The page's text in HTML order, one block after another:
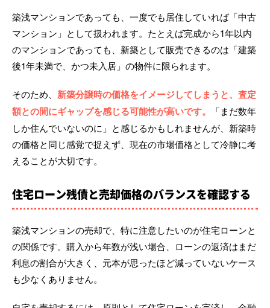
築浅マンションであっても、一度でも居住していれば「中古
マンション」として扱われます。たとえば完成から1年以内
のマンションであっても、新築として販売できるのは「建築
後1年未満で、かつ未入居」の物件に限られます。
そのため、 新築分譲時の価格をイメージしてしまうと、査定
額との間にギャップを感じる可能性が高いです。
「まだ数年
しか住んでいないのに」と感じるかもしれませんが、新築時
の価格と同じ感覚で捉えず、現在の市場価格として冷静に考
えることが大切です。
住宅ローン残債と売却価格のバランスを確認する
築浅マンションの売却で、特に注意したいのが住宅ローンと
の関係です。購入から年数が浅い場合、ローンの返済はまだ
利息の割合が大きく、元本が思ったほど減っていないケース
も少なくありません。